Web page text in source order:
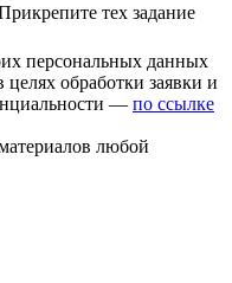
тех задание
персональных данных
обработки заявки и
— по ссылке
любой